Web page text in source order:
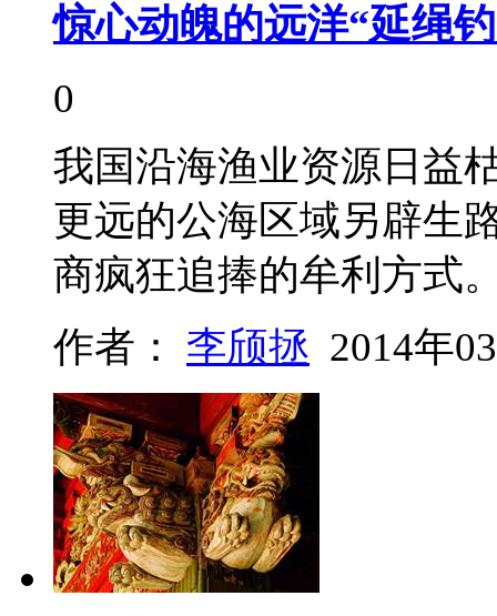
惊心动魄的远洋“延绳
0
我国沿海渔业资源日益
更远的公海区域另辟生
商疯狂追捧的牟利方
作者： 李颀拯 2014年